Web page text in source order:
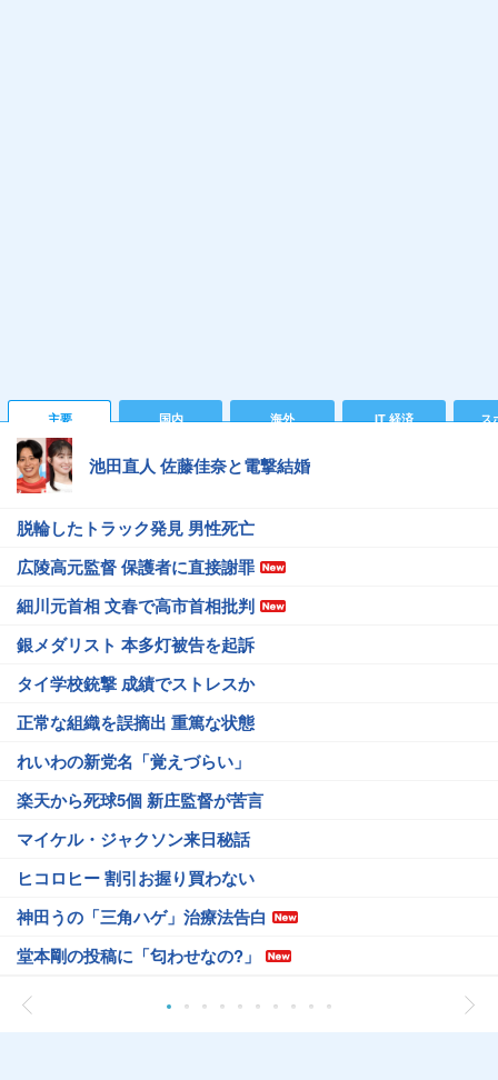
主要 国内 海外 IT 経済 ス
池田直人 佐藤佳奈と電撃結婚
脱輪したトラック発見 男性死亡
広陵高元監督 保護者に直接謝罪
細川元首相 文春で高市首相批判
銀メダリスト 本多灯被告を起訴
タイ学校銃撃 成績でストレスか
正常な組織を誤摘出 重篤な状態
れいわの新党名「覚えづらい」
楽天から死球5個 新庄監督が苦言
マイケル・ジャクソン来日秘話
ヒコロヒー 割引お握り買わない
神田うの「三角ハゲ」治療法告白
堂本剛の投稿に「匂わせなの?」